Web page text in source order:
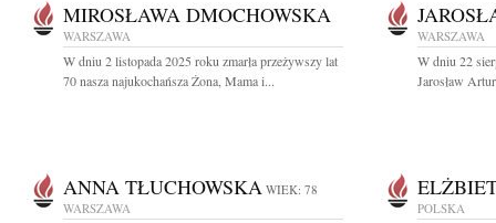
MIROSŁAWA DMOCHOWSKA
WARSZAWA
W dniu 2 listopada 2025 roku zmarła przeżywszy lat
70 nasza najukochańsza Żona, Mama i...
WARSZAWA
W dniu 22
Jarosław
ANNA TŁUCHOWSKA WIEK: 78
WARSZAWA
POLSKA